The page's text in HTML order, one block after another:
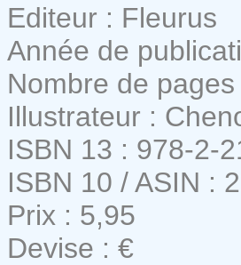
Editeur : Fleurus
Année de
Nombre de
Illustrateur :
ISBN 13 : 978-2-
ISBN 10 / ASIN :
Prix : 5,95
Devise : €